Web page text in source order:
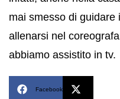
mai smesso di guidare
allenarsi nel
abbiamo assistito in tv.
Facebook